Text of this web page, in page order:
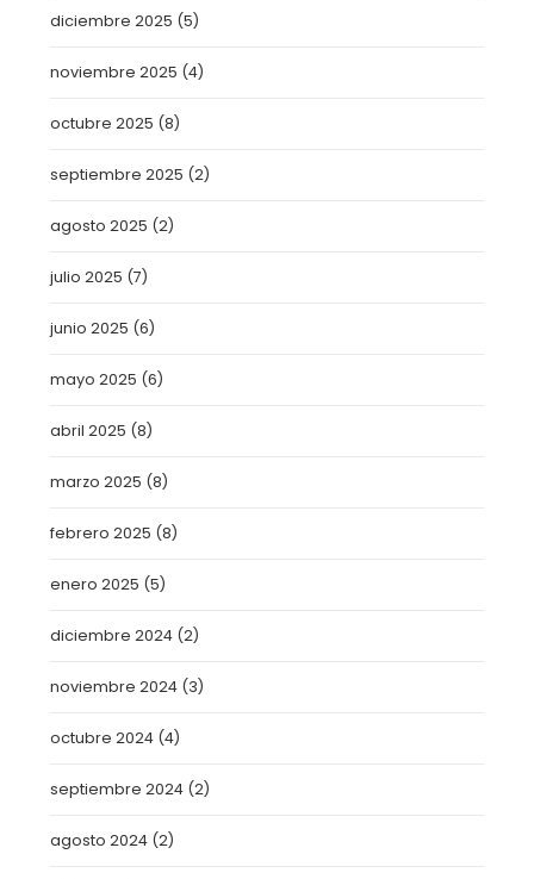
diciembre 2025 (5)
noviembre 2025 (4)
octubre 2025 (8)
septiembre 2025 (2)
agosto 2025 (2)
julio 2025 (7)
junio 2025 (6)
mayo 2025 (6)
abril 2025 (8)
marzo 2025 (8)
febrero 2025 (8)
enero 2025 (5)
diciembre 2024 (2)
noviembre 2024 (3)
octubre 2024 (4)
septiembre 2024 (2)
agosto 2024 (2)